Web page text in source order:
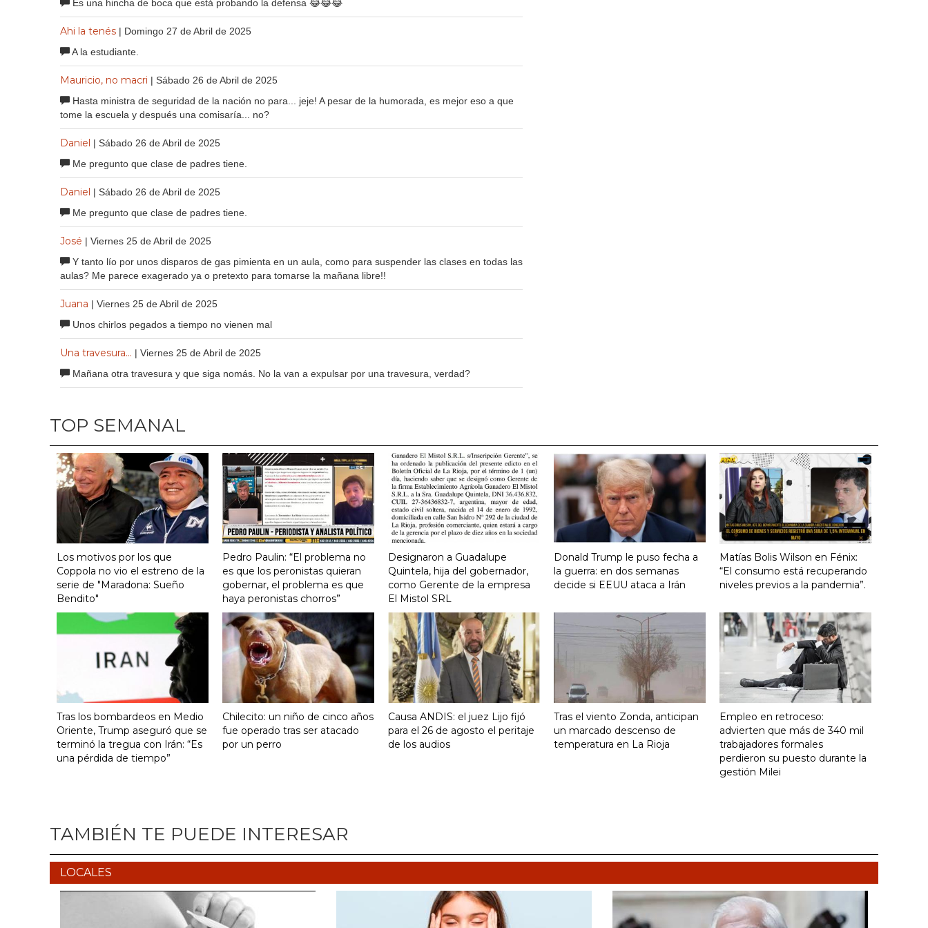
Es una hincha de boca que está probando la defensa 😂😂😂
Ahi la tenés | Domingo 27 de Abril de 2025
A la estudiante.
Mauricio, no macri | Sábado 26 de Abril de 2025
Hasta ministra de seguridad de la nación no para... jeje! A pesar de la humorada, es mejor eso a que
tome la escuela y después una comisaría... no?
Daniel | Sábado 26 de Abril de 2025
Me pregunto que clase de padres tiene.
Daniel | Sábado 26 de Abril de 2025
Me pregunto que clase de padres tiene.
José | Viernes 25 de Abril de 2025
Y tanto lío por unos disparos de gas pimienta en un aula, como para suspender las clases en todas las
aulas? Me parece exagerado ya o pretexto para tomarse la mañana libre!!
Juana | Viernes 25 de Abril de 2025
Unos chirlos pegados a tiempo no vienen mal
Una travesura... | Viernes 25 de Abril de 2025
Mañana otra travesura y que siga nomás. No la van a expulsar por una travesura, verdad?
TOP SEMANAL
Los motivos por los que
Coppola no vio el estreno de la
serie de "Maradona: Sueño
Bendito"
Pedro Paulin: “El problema no
es que los peronistas quieran
gobernar, el problema es que
haya peronistas chorros”
Designaron a Guadalupe
Quintela, hija del gobernador,
como Gerente de la empresa
El Mistol SRL
Donald Trump le puso fecha a
la guerra: en dos semanas
decide si EEUU ataca a Irán
Matías Bolis Wilson en Fénix:
“El consumo está recuperando
niveles previos a la pandemia”.
Tras los bombardeos en Medio
Oriente, Trump aseguró que se
terminó la tregua con Irán: “Es
una pérdida de tiempo”
Chilecito: un niño de cinco años
fue operado tras ser atacado
por un perro
Causa ANDIS: el juez Lijo fijó
para el 26 de agosto el peritaje
de los audios
Tras el viento Zonda, anticipan
un marcado descenso de
temperatura en La Rioja
Empleo en retroceso:
advierten que más de 340 mil
trabajadores formales
perdieron su puesto durante la
gestión Milei
TAMBIÉN TE PUEDE INTERESAR
LOCALES